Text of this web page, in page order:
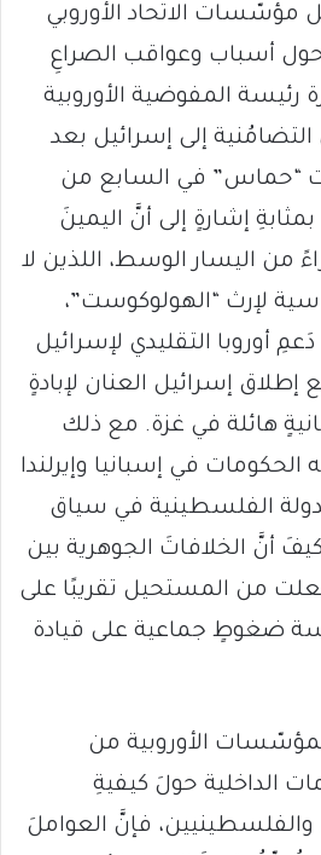
مؤسّسات الاتحاد الأوروبي
حول أسباب وعواقب الصراعِ
رئيسة المفوضية الأوروبية
التضامُنية إلى إسرائيل بعد
“حماس” في السابع من
إشارةٍ إلى أنَّ اليمينَ
من اليسار الوسط، اللذين لا
لإرث “الهولوكوست”،
أوروبا التقليدي لإسرائيل
إطلاق إسرائيل العنان لإبادةٍ
هائلة في غزة. مع ذلك
الحكومات في إسبانيا وإيرلندا
الفلسطينية في سياق
أنَّ الخلافاتَ الجوهرية بين
جعلت من المستحيل تقريبًا على
ضغوطٍ جماعية على قيادة
الأوروبية من
الداخلية حولَ كيفيةِ
والفلسطينيين، فإنَّ العواملَ